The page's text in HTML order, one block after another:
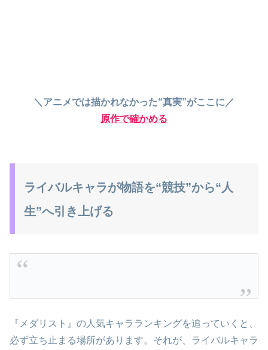
＼アニメでは描かれなかった“真実”がここに／
原作で確かめる
ライバルキャラが物語を“競技”から“人
生”へ引き上げる
『メダリスト』の人気キャラランキングを追っていくと、
必ず立ち止まる場所があります。それが、ライバルキャラ